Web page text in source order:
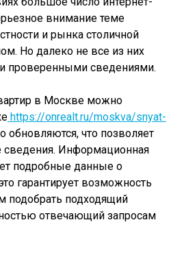
внимание теме
и рынка столичной
Но далеко не все из них
проверенными сведениями.
в Москве можно
https://onrealt.ru/moskva/snyat-
обновляются, что позволяет
сведения. Информационная
подробные данные о
гарантирует возможность
подобрать подходящий
отвечающий запросам